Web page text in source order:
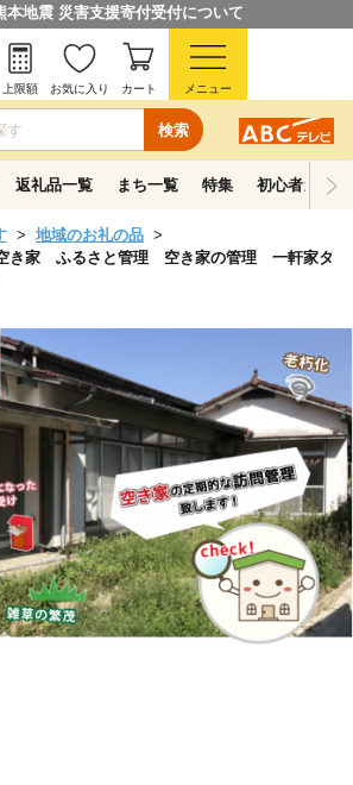
本地震 災害支援寄付受付について
検索
上限額 お気に入り カート メニュー
返礼品一覧 まち一覧 特集 初心者ガイド
地域のお礼の品
き家 ふるさと管理 空き家の管理 一軒家タ